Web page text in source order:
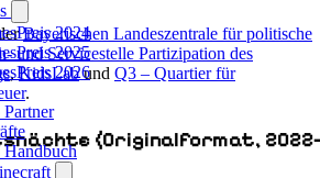
2024
2025
2026
Handbuch
Bayerischen Landeszentrale für politische
und Servicestelle Partizipation des
,KidsLabund Q3 – Quartier für
.
(Originalformat,